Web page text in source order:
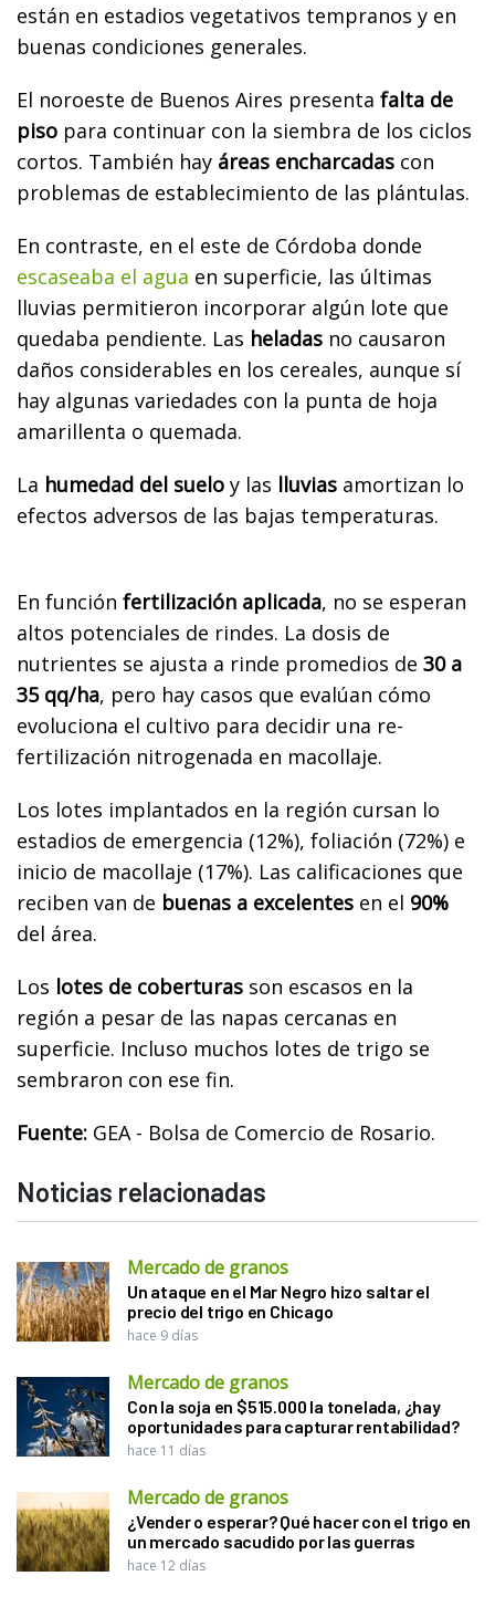
están en estadios vegetativos tempranos y en
buenas condiciones generales.
El noroeste de Buenos Aires presenta falta de
piso para continuar con la siembra de los ciclos
cortos. También hay áreas encharcadas con
problemas de establecimiento de las plántulas.
En contraste, en el este de Córdoba donde
escaseaba el agua en superficie, las últimas
lluvias permitieron incorporar algún lote que
quedaba pendiente. Las heladas no causaron
daños considerables en los cereales, aunque sí
hay algunas variedades con la punta de hoja
amarillenta o quemada.
La humedad del suelo y las lluvias amortizan lo
efectos adversos de las bajas temperaturas.
En función fertilización aplicada, no se esperan
altos potenciales de rindes. La dosis de
nutrientes se ajusta a rinde promedios de 30 a
35 qq/ha, pero hay casos que evalúan cómo
evoluciona el cultivo para decidir una re-
fertilización nitrogenada en macollaje.
Los lotes implantados en la región cursan lo
estadios de emergencia (12%), foliación (72%) e
inicio de macollaje (17%). Las calificaciones que
reciben van de buenas a excelentes en el 90%
del área.
Los lotes de coberturas son escasos en la
región a pesar de las napas cercanas en
superficie. Incluso muchos lotes de trigo se
sembraron con ese fin.
Fuente: GEA - Bolsa de Comercio de Rosario.
Noticias relacionadas
Mercado de granos
Un ataque en el Mar Negro hizo saltar el
precio del trigo en Chicago
hace 9 días
Mercado de granos
Con la soja en $515.000 la tonelada, ¿hay
oportunidades para capturar rentabilidad?
hace 11 días
Mercado de granos
¿Vender o esperar? Qué hacer con el trigo en
un mercado sacudido por las guerras
hace 12 días